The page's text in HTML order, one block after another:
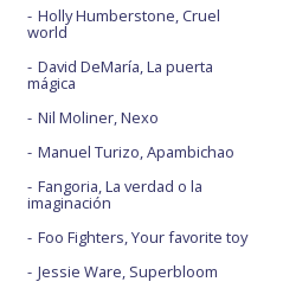
Holly Humberstone, Cruel
world
David DeMaría, La puerta
mágica
Nil Moliner, Nexo
Manuel Turizo, Apambichao
Fangoria, La verdad o la
imaginación
Foo Fighters, Your favorite toy
Jessie Ware, Superbloom